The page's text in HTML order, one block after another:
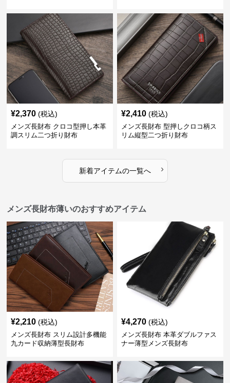
¥2,370 (税込)
メンズ長財布 クロコ型押し本革
調スリム二つ折り財布
¥2,410 (税込)
メンズ長財布 型押しクロコ柄ス
リム縦型二つ折り財布
新着アイテムの一覧へ ›
メンズ長財布薄いのおすすめアイテム
¥2,210 (税込)
メンズ長財布 スリム設計多機能
九カード収納薄型長財布
¥4,270 (税込)
メンズ長財布 本革ダブルファス
ナー薄型メンズ長財布